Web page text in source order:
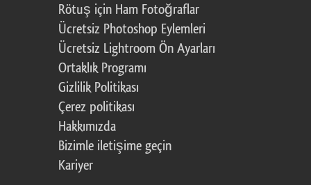
Rötuş için Ham Fotoğraflar
Ücretsiz Photoshop Eylemleri
Ücretsiz Lightroom Ön Ayarları
Ortaklık Programı
Gizlilik Politikası
Çerez politikası
Hakkımızda
Bizimle iletişime geçin
Kariyer